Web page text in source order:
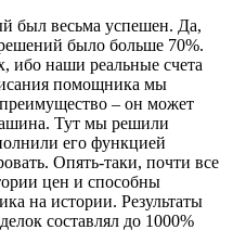
был весьма успешен. Да,
было больше 70%.
ибо наши реальные счета
помощника мы
– он может
Тут мы решили
его функцией
Опять-таки, почти все
цен и способны
на истории. Результаты
составлял до 1000%